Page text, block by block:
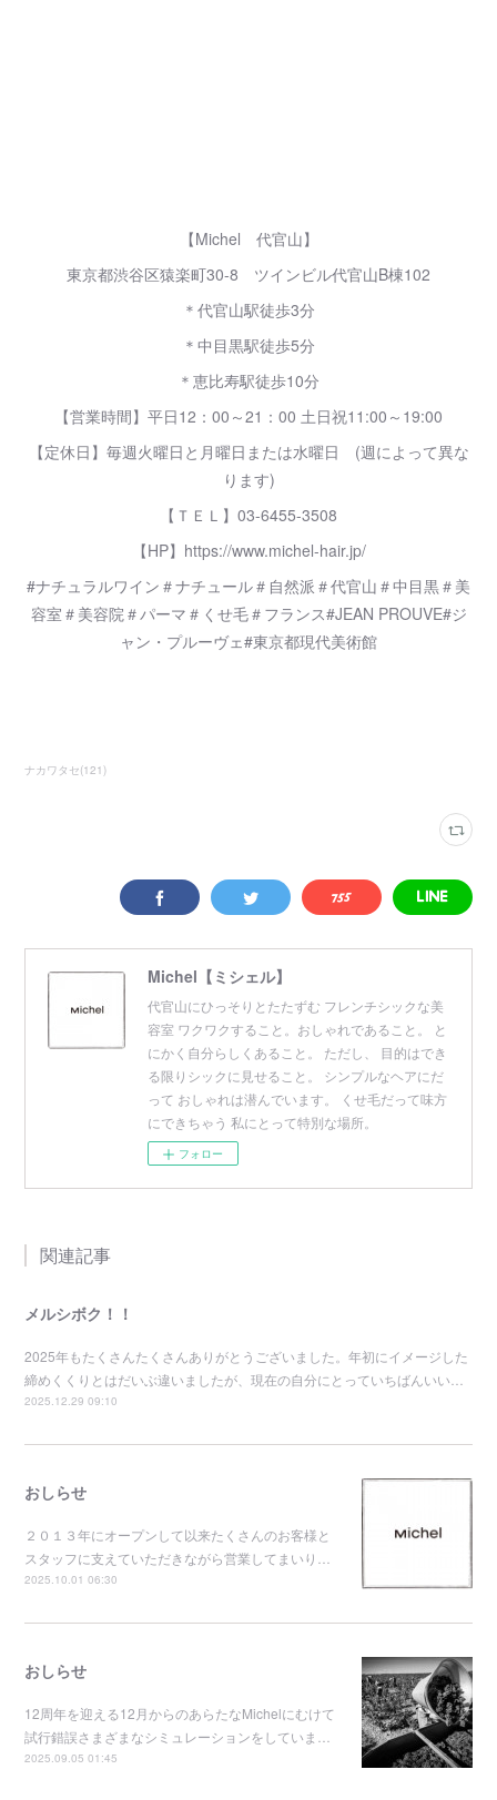
【Michel 代官山】
東京都渋谷区猿楽町30-8 ツインビル代官山B棟102
＊代官山駅徒歩3分
＊中目黒駅徒歩5分
＊恵比寿駅徒歩10分
【営業時間】平日12：00～21：00 土日祝11:00～19:00
【定休日】毎週火曜日と月曜日または水曜日 (週によって異な
ります)
【ＴＥＬ】03-6455-3508
【HP】https://www.michel-hair.jp/
#ナチュラルワイン＃ナチュール＃自然派＃代官山＃中目黒＃美
容室＃美容院＃パーマ＃くせ毛＃フランス#JEAN PROUVE#ジ
ャン・プルーヴェ#東京都現代美術館
ナカワタセ(121)
Michel【ミシェル】
代官山にひっそりとたたずむ フレンチシックな美
容室 ワクワクすること。おしゃれであること。 と
にかく自分らしくあること。 ただし、 目的はでき
る限りシックに見せること。 シンプルなヘアにだ
って おしゃれは潜んでいます。 くせ毛だって味方
にできちゃう 私にとって特別な場所。
フォロー
関連記事
メルシボク！！
2025年もたくさんたくさんありがとうございました。年初にイメージした
締めくくりとはだいぶ違いましたが、現在の自分にとっていちばんいい…
2025.12.29 09:10
おしらせ
２０１３年にオープンして以来たくさんのお客様と
スタッフに支えていただきながら営業してまいり…
2025.10.01 06:30
おしらせ
12周年を迎える12月からのあらたなMichelにむけて
試行錯誤さまざまなシミュレーションをしていま…
2025.09.05 01:45